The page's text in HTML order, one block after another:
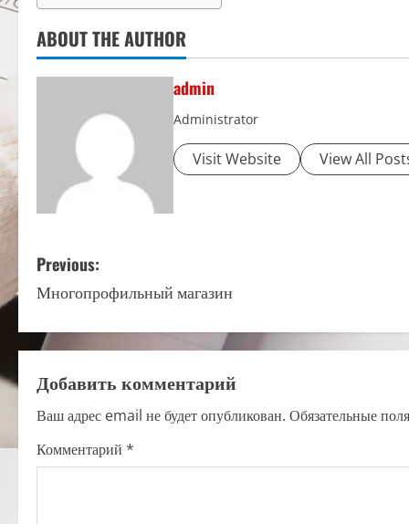
ABOUT THE AUTHOR
admin
Administrator
Visit Website View All
P
o
s
t
n
a
Previous:
Многопрофильный магазин
Добавить комментарий
Ваш адрес email не будет опубликован. Обязательные
Комментарий *